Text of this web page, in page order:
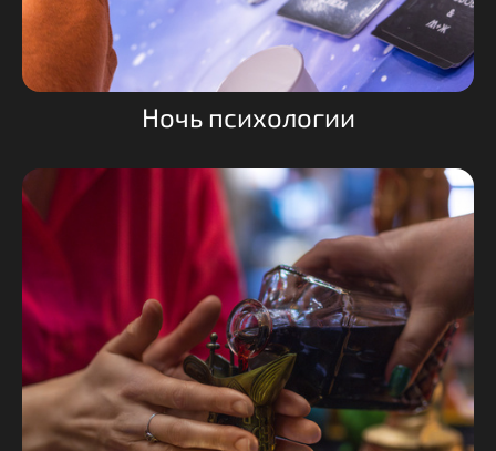
Ночь психологии